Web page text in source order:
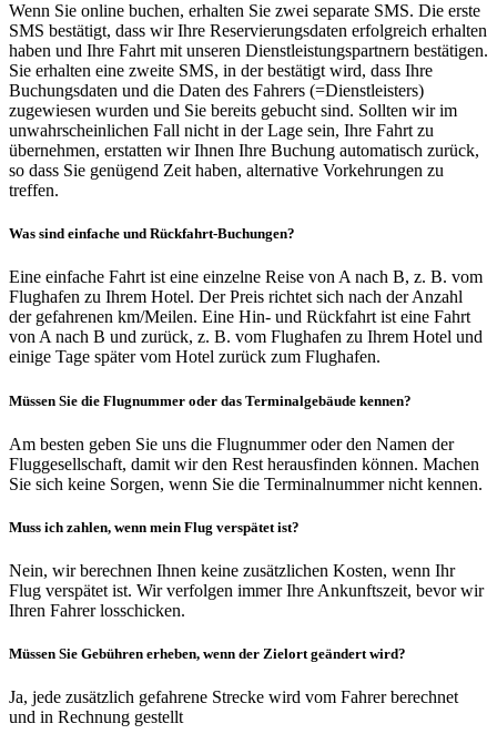
Wenn Sie online buchen, erhalten Sie zwei separate SMS. Die erste
SMS bestätigt, dass wir Ihre Reservierungsdaten erfolgreich erhalten
haben und Ihre Fahrt mit unseren Dienstleistungspartnern bestätigen.
Sie erhalten eine zweite SMS, in der bestätigt wird, dass Ihre
Buchungsdaten und die Daten des Fahrers (=Dienstleisters)
zugewiesen wurden und Sie bereits gebucht sind. Sollten wir im
unwahrscheinlichen Fall nicht in der Lage sein, Ihre Fahrt zu
übernehmen, erstatten wir Ihnen Ihre Buchung automatisch zurück,
so dass Sie genügend Zeit haben, alternative Vorkehrungen zu
treffen.
Was sind einfache und Rückfahrt-Buchungen?
Eine einfache Fahrt ist eine einzelne Reise von A nach B, z. B. vom
Flughafen zu Ihrem Hotel. Der Preis richtet sich nach der Anzahl
der gefahrenen km/Meilen. Eine Hin- und Rückfahrt ist eine Fahrt
von A nach B und zurück, z. B. vom Flughafen zu Ihrem Hotel und
einige Tage später vom Hotel zurück zum Flughafen.
Müssen Sie die Flugnummer oder das Terminalgebäude kennen?
Am besten geben Sie uns die Flugnummer oder den Namen der
Fluggesellschaft, damit wir den Rest herausfinden können. Machen
Sie sich keine Sorgen, wenn Sie die Terminalnummer nicht kennen.
Muss ich zahlen, wenn mein Flug verspätet ist?
Nein, wir berechnen Ihnen keine zusätzlichen Kosten, wenn Ihr
Flug verspätet ist. Wir verfolgen immer Ihre Ankunftszeit, bevor wir
Ihren Fahrer losschicken.
Müssen Sie Gebühren erheben, wenn der Zielort geändert wird?
Ja, jede zusätzlich gefahrene Strecke wird vom Fahrer berechnet
und in Rechnung gestellt